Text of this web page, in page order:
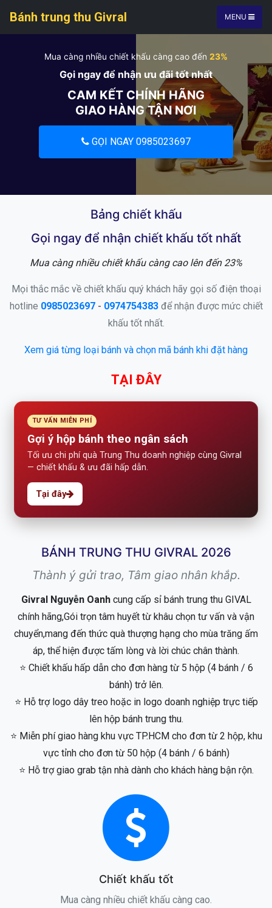
Bánh trung thu Givral MENU
Mua càng nhiều chiết khấu càng cao đến 23%
Gọi ngay để nhận ưu đãi tốt nhất
CAM KẾT CHÍNH HÃNG
GIAO HÀNG TẬN NƠI
GỌI NGAY 0985023697
Bảng chiết khấu
Gọi ngay để nhận chiết khấu tốt nhất
Mua càng nhiều chiết khấu càng cao lên đến 23%
Mọi thắc mắc về chiết khấu quý khách hãy gọi số điện thoại
hotline 0985023697- 0974754383 để nhận được mức chiết
khấu tốt nhất.
Xem giá từng loại bánh và chọn mã bánh khi đặt hàng
TẠI ĐÂY
TƯ VẤN MIỄN PHÍ
Gợi ý hộp bánh theo ngân sách
Tối ưu chi phí quà Trung Thu doanh nghiệp cùng Givral
— chiết khấu & ưu đãi hấp dẫn.
Tại đây
BÁNH TRUNG THU GIVRAL 2026
Thành ý gửi trao, Tâm giao nhân khắp.
Givral Nguyễn Oanhcung cấp sỉ bánh trung thu GIVAL
chính hãng,Gói trọn tâm huyết từ khâu chọn tư vấn và vận
chuyển,mang đến thức quà thượng hạng cho mùa trăng ấm
áp, thể hiện được tấm lòng và lời chúc chân thành.
⭐ Chiết khấu hấp dẫn cho đơn hàng từ 5 hộp (4 bánh / 6
bánh) trở lên.
⭐ Hỗ trợ logo dây treo hoặc in logo doanh nghiệp trực tiếp
lên hộp bánh trung thu.
⭐ Miễn phí giao hàng khu vực TP.HCM cho đơn từ 2 hộp, khu
vực tỉnh cho đơn từ 50 hộp (4 bánh / 6 bánh)
⭐ Hỗ trợ giao grab tận nhà dành cho khách hàng bận rộn.
Chiết khấu tốt
Mua càng nhiều chiết khấu càng cao.